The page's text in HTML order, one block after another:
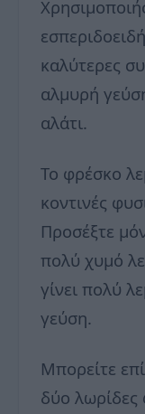
καλύτερες
αλμυρή
αλάτι.
Το φρέσκο
κοντινές
Προσέξτε
πολύ χυμό
γίνει πολύ
γεύση.
Μπορείτε
δύο λωρίδες